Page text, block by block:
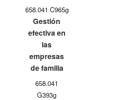
658.041 C965g
Gestión
efectiva en
las
empresas
de familia
658.041
G393g